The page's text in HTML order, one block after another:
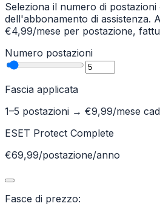
Seleziona il numero di
dell'abbonamento di assistenza.
€4,99/mese per postazione,
Numero postazioni
Fascia applicata
1–5 postazioni → €9,99/mese
ESET Protect Complete
€69,99/postazione/anno
Fasce di prezzo: